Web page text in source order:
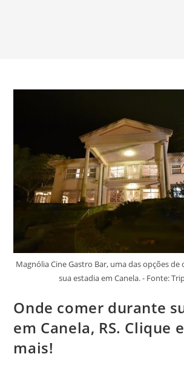
Magnólia Cine Gastro Bar, uma das opções
sua estadia em Canela. - Fonte:
Onde comer durante
em Canela, RS. Clique
mais!